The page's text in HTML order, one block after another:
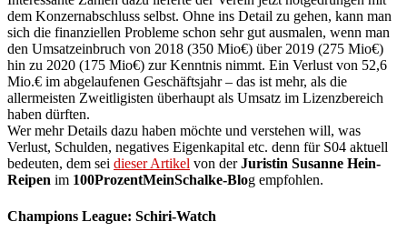
dem Konzernabschluss selbst. Ohne ins Detail zu gehen, kann man
sich die finanziellen Probleme schon sehr gut ausmalen, wenn man
den Umsatzeinbruch von 2018 (350 Mio€) über 2019 (275 Mio€)
hin zu 2020 (175 Mio€) zur Kenntnis nimmt. Ein Verlust von 52,6
Mio.€ im abgelaufenen Geschäftsjahr – das ist mehr, als die
allermeisten Zweitligisten überhaupt als Umsatz im Lizenzbereich
haben dürften.
Wer mehr Details dazu haben möchte und verstehen will, was
Verlust, Schulden, negatives Eigenkapital etc. denn für S04 aktuell
bedeuten, dem sei dieser Artikel von derJuristin Susanne Hein-
Reipen im 100ProzentMeinSchalke-Blog empfohlen.
Champions League: Schiri-Watch